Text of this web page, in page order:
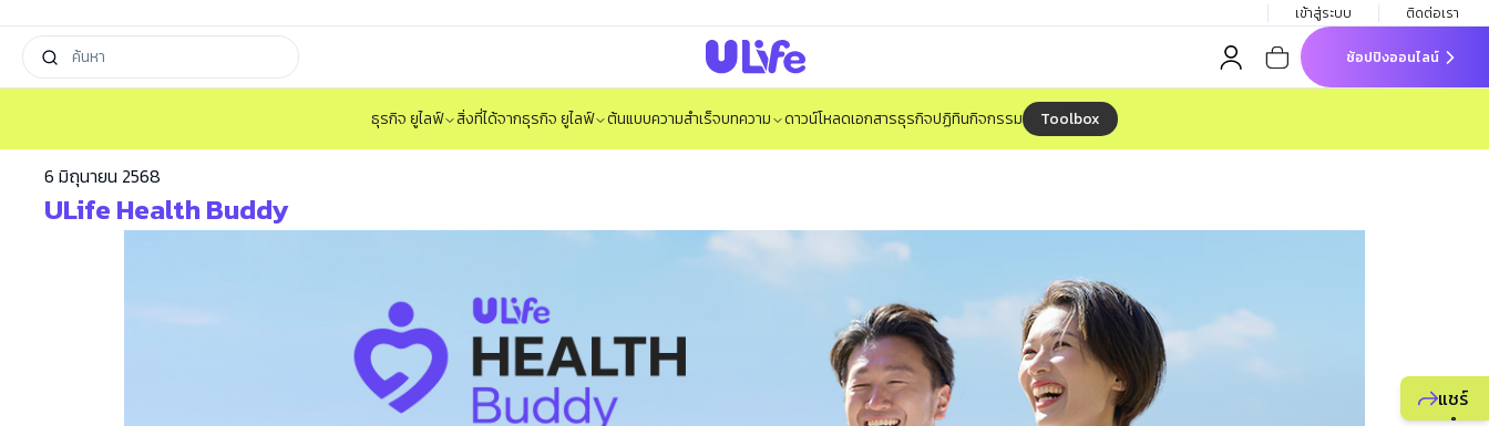
แชร์
เข้าสู่ระบบ ติดต่อเรา
ช้อปปิงออนไลน์
ธุรกิจ ยูไลฟ์ สิ่งที่ได้จากธุรกิจ ยูไลฟ์ ต้นแบบความสำเร็จบทความ ดาวน์โหลดเอกสารธุรกิจปฏิทินกิจกรรม Toolbox
6 มิถุนายน 2568
ULife Health Buddy